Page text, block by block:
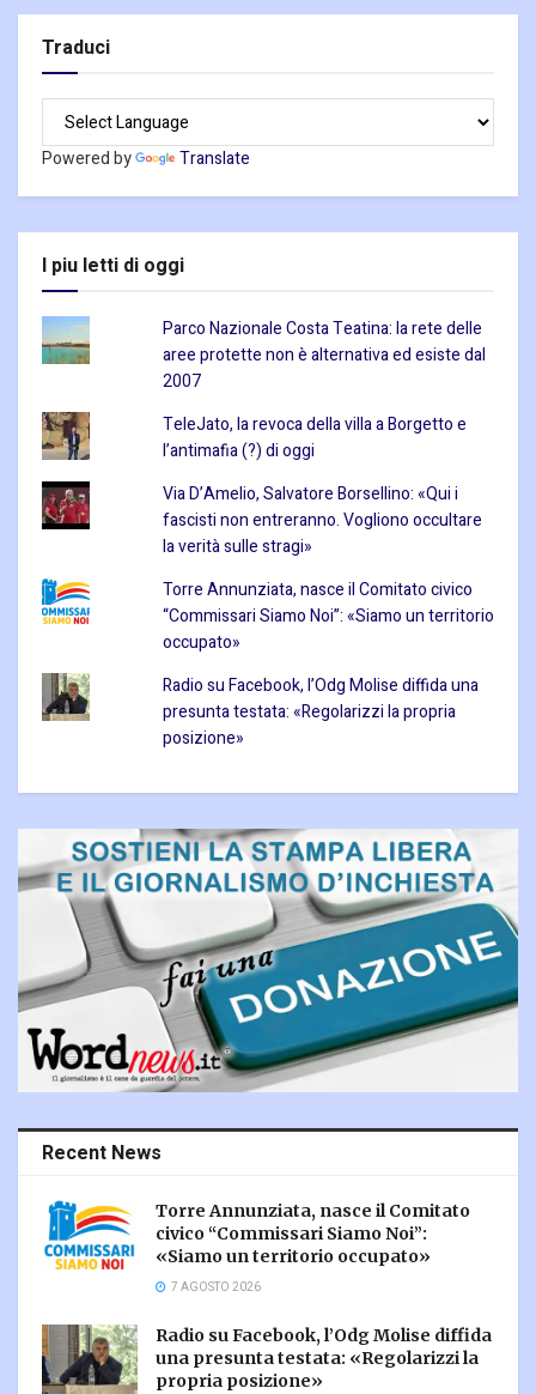
Traduci
Powered by Translate
I piu letti di oggi
Parco Nazionale Costa Teatina: la rete delle
aree protette non è alternativa ed esiste dal
2007
TeleJato, la revoca della villa a Borgetto e
l’antimafia (?) di oggi
Via D’Amelio, Salvatore Borsellino: «Qui i
fascisti non entreranno. Vogliono occultare
la verità sulle stragi»
Torre Annunziata, nasce il Comitato civico
“Commissari Siamo Noi”: «Siamo un territorio
occupato»
Radio su Facebook, l’Odg Molise diffida una
presunta testata: «Regolarizzi la propria
posizione»
Recent News
Torre Annunziata, nasce il Comitato
civico “Commissari Siamo Noi”:
«Siamo un territorio occupato»
7 AGOSTO 2026
Radio su Facebook, l’Odg Molise diffida
una presunta testata: «Regolarizzi la
propria posizione»